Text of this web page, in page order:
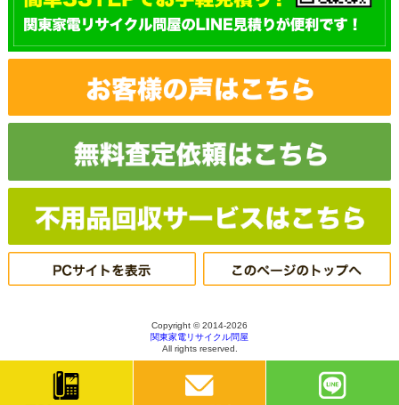
Copyright © 2014-2026
関東家電リサイクル問屋
All rights reserved.